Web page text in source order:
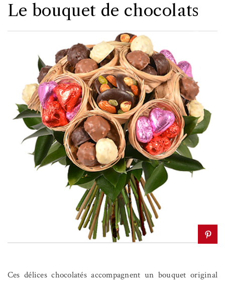
Le bouquet de chocolats
Ces délices chocolatés accompagnent un bouquet original